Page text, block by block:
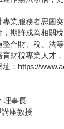
業服務者思圖
期許成為相關
合財、稅、法
財稅專業人才
：https://
理事長
座教授